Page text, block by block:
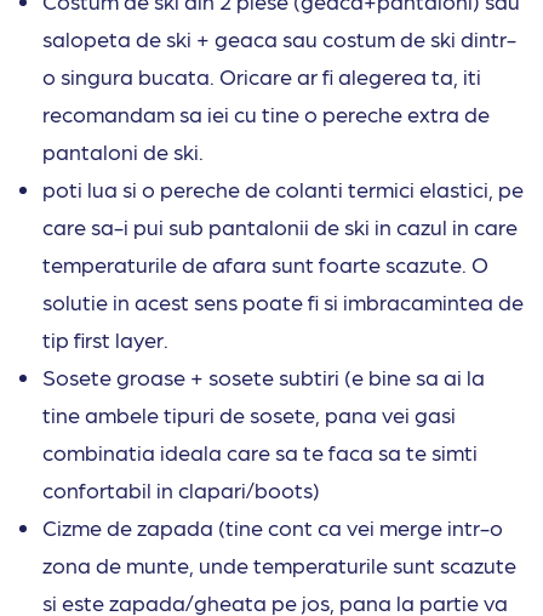
salopeta de ski + geaca sau costum de ski dintr-
o singura bucata. Oricare ar fi alegerea ta, iti
recomandam sa iei cu tine o pereche extra de
pantaloni de ski.
poti lua si o pereche de colanti termici elastici, pe
care sa-i pui sub pantalonii de ski in cazul in care
temperaturile de afara sunt foarte scazute. O
solutie in acest sens poate fi si imbracamintea de
tip first layer.
Sosete groase + sosete subtiri (e bine sa ai la
tine ambele tipuri de sosete, pana vei gasi
combinatia ideala care sa te faca sa te simti
confortabil in clapari/boots)
Cizme de zapada (tine cont ca vei merge intr-o
zona de munte, unde temperaturile sunt scazute
si este zapada/gheata pe jos, pana la partie va